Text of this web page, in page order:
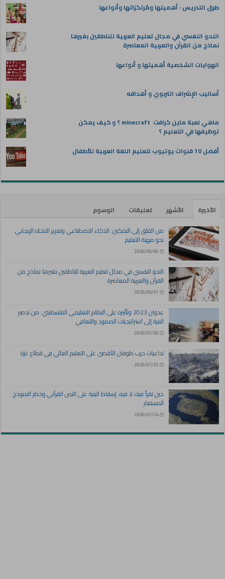
طرق التدريس : أهميتها ومُرتكزاتها وأنواعها
النحو النفسي في مجال تعليم العربية للناطقين بغيرها
نماذج من القرآن والعربية المعاصرة
الهوايات الشخصية أهميتها و أنواعها
أساليب الإشراف التربوي و أهدافه
ماهي لعبة ماين كرافت minecraft ؟ و كيف يمكن
توظيفها في التعليم ؟
أفضل 10 قنوات يوتيوب لتعليم اللغة العربية للأطفال
الأخيرة الأشهر تعليقات
الوسوم
من القلق إلى التمكين: الذكاء الاصطناعي وتعزيز الاتجاه الإيجابي
نحو مهنة التعليم
2026/08/06
النحو النفسي في مجال تعليم العربية للناطقين بغيرها نماذج من
القرآن والعربية المعاصرة
2026/08/01
عدوان 2023 وتأثيره على النظام التعليمي الفلسطيني: من تدمير
البنية إلى استراتيجيات الصمود والتعافي
2026/07/26
تداعيات حرب طوفان الأقصى على التعليم العالي في قطاع غزة
2026/07/25
حين تقرأ فيك لا فيه، إسقاط البنية على النص القرآني وخطر النموذج
المستعار
2026/07/24